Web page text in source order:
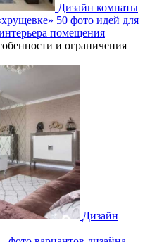
Дизайн комнаты
50 фото идей для
помещения
и ограничения
Дизайн